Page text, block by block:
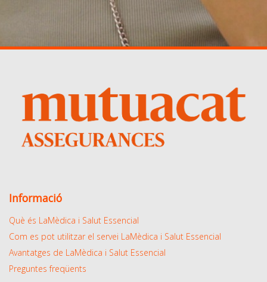
Informació
Què és LaMèdica i Salut Essencial
Com es pot utilitzar el servei LaMèdica i Salut Essencial
Avantatges de LaMèdica i Salut Essencial
Preguntes freqüents